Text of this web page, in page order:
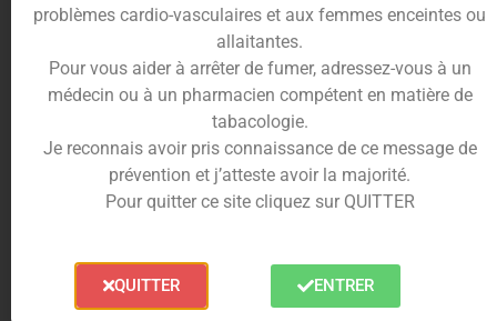
Informations complémentaires
Trusted Shops Reviews
Résistance V12 Triple Mesh – Enfin
une résistance avec une vraie
durée de vie
problèmes cardio-vasculaires et aux femmes enceintes ou
allaitantes.
Pour vous aider à arrêter de fumer, adressez-vous à un
médecin ou à un pharmacien compétent en matière de
tabacologie.
Je reconnais avoir pris connaissance de ce message de
prévention et j’atteste avoir la majorité.
Pour quitter ce site cliquez sur QUITTER
QUITTER ENTRER